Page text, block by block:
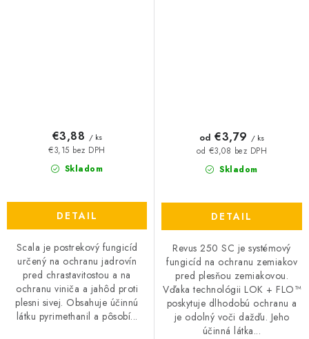
Skladom
€3,15 bez DPH
€3,88 / ks
DETAIL
Scala je postrekový fungicíd
určený na ochranu jadrovín
pred chrastavitostou a na
ochranu viniča a jahôd proti
plesni sivej. Obsahuje účinnú
látku pyrimethanil a pôsobí...
Skladom
od €3,08 bez DPH
od €3,79 / ks
DETAIL
Revus 250 SC je systémový
fungicíd na ochranu zemiakov
pred plesňou zemiakovou.
Vďaka technológii LOK + FLO™
poskytuje dlhodobú ochranu a
je odolný voči dažďu. Jeho
účinná látka...